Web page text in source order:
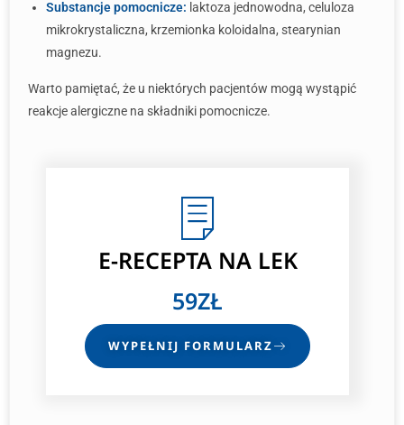
Substancje pomocnicze: laktoza jednowodna, celuloza
mikrokrystaliczna, krzemionka koloidalna, stearynian
magnezu.
Warto pamiętać, że u niektórych pacjentów mogą wystąpić
reakcje alergiczne na składniki pomocnicze.
E-RECEPTANA LEK
59ZŁ
WYPEŁNIJ FORMULARZ